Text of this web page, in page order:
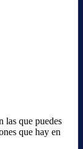
las que puedes
que hay en